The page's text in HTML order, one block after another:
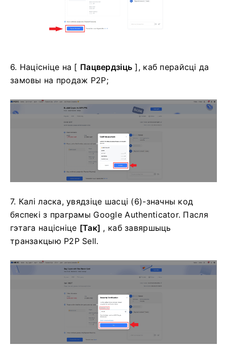
6. Націсніце на [ Пацвердзіць ], каб перайсці да
замовы на продаж P2P;
7. Калі ласка, увядзіце шасці (6)-значны код
бяспекі з праграмы Google Authenticator. Пасля
гэтага націсніце [Так] , каб завяршыць
транзакцыю P2P Sell.